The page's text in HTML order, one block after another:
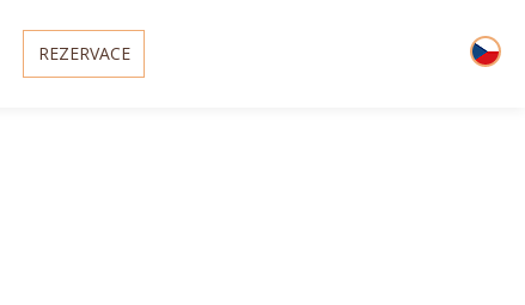
REZERVACE